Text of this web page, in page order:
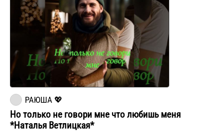
РАЮША 💖
Но только не говори мне что любишь меня
*Наталья Ветлицкая*